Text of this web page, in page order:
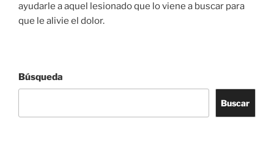
ayudarle a aquel lesionado que lo viene a buscar para
que le alivie el dolor.
Búsqueda
Buscar